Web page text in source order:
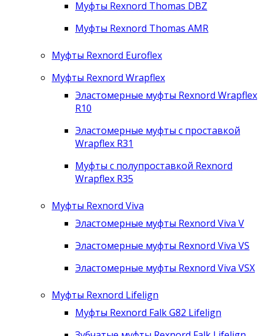
Муфты Rexnord Thomas DBZ
Муфты Rexnord Thomas AMR
Муфты Rexnord Euroflex
Муфты Rexnord Wrapflex
Эластомерные муфты Rexnord Wrapflex
R10
Эластомерные муфты с проставкой
Wrapflex R31
Муфты с полупроставкой Rexnord
Wrapflex R35
Муфты Rexnord Viva
Эластомерные муфты Rexnord Viva V
Эластомерные муфты Rexnord Viva VS
Эластомерные муфты Rexnord Viva VSX
Муфты Rexnord Lifelign
Муфты Rexnord Falk G82 Lifelign